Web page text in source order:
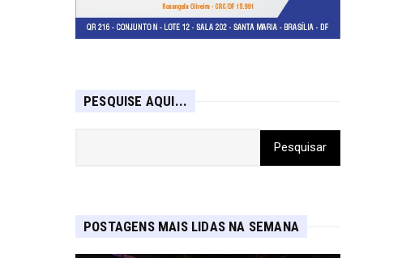
PESQUISE AQUI...
POSTAGENS MAIS LIDAS NA SEMANA